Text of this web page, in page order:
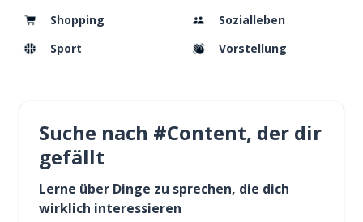
Shopping
Sozialleben
Sport
Vorstellung
Suche nach #Content, der dir
gefällt
Lerne über Dinge zu sprechen, die dich
wirklich interessieren